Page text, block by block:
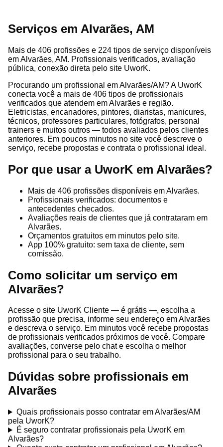
Serviços em Alvarães, AM
Mais de 406 profissões e 224 tipos de serviço disponíveis
em Alvarães, AM. Profissionais verificados, avaliação
pública, conexão direta pelo site UworK.
Procurando um profissional em Alvarães/AM? A UworK
conecta você a mais de 406 tipos de profissionais
verificados que atendem em Alvarães e região.
Eletricistas, encanadores, pintores, diaristas, manicures,
técnicos, professores particulares, fotógrafos, personal
trainers e muitos outros — todos avaliados pelos clientes
anteriores. Em poucos minutos no site você descreve o
serviço, recebe propostas e contrata o profissional ideal.
Por que usar a UworK em Alvarães?
Mais de 406 profissões disponíveis em Alvarães.
Profissionais verificados: documentos e
antecedentes checados.
Avaliações reais de clientes que já contrataram em
Alvarães.
Orçamentos gratuitos em minutos pelo site.
App 100% gratuito: sem taxa de cliente, sem
comissão.
Como solicitar um serviço em
Alvarães?
Acesse o site UworK Cliente — é grátis —, escolha a
profissão que precisa, informe seu endereço em Alvarães
e descreva o serviço. Em minutos você recebe propostas
de profissionais verificados próximos de você. Compare
avaliações, converse pelo chat e escolha o melhor
profissional para o seu trabalho.
Dúvidas sobre profissionais em
Alvarães
Quais profissionais posso contratar em Alvarães/AM
pela UworK?
É seguro contratar profissionais pela UworK em
Alvarães?